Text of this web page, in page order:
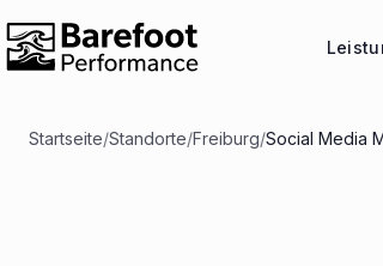
Startseite/Standorte/Freiburg/Social Media